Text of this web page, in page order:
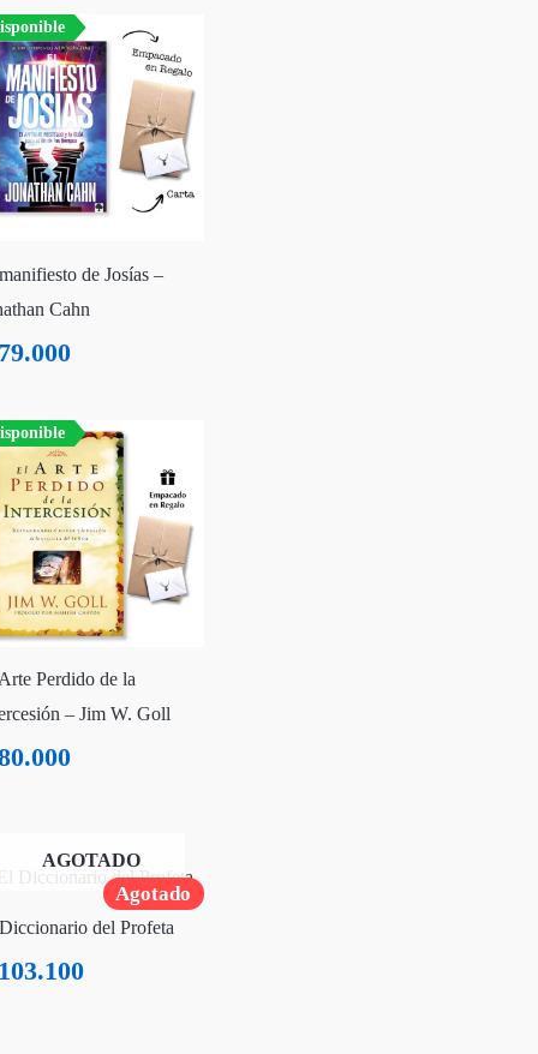
de Josías –
Cahn
79.000
Perdido de la
– Jim W. Goll
Agotado
AGOTADO
del Profeta
103.100